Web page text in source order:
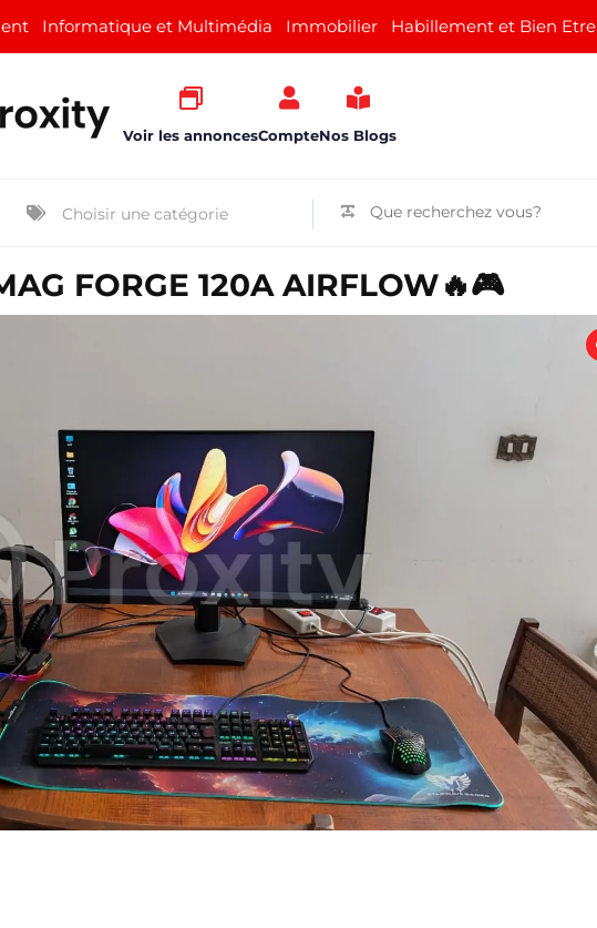
Informatique et Multimédia Immobilier Habillement et Bien Etre
Voir les annoncesCompteNos Blogs
FORGE 120A AIRFLOW🔥🎮